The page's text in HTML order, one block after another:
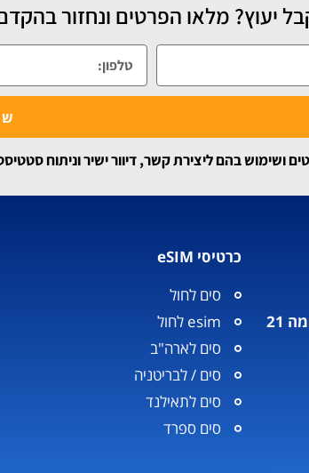
יעוץ? מלאו הפרטים ונחזור
בהם ליצירת קשר, דיוור ישיר וניתוח
כרטיסי eSIM
סים לחול
esim לחול
סים לארה"ב
סים / לבריטניה
סים לתאילנד
סים ספרד